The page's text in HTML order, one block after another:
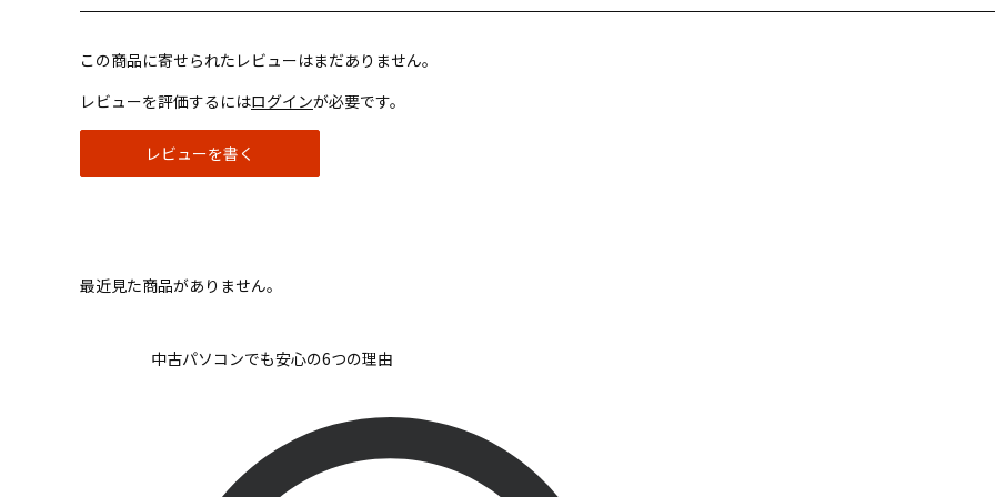
この商品に寄せられたレビューはまだありません。
レビューを評価するにはログインが必要です。
レビューを書く
最近見た商品がありません。
中古パソコンでも安心の6つの理由